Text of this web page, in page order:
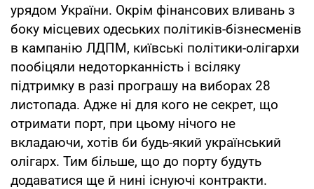
урядом України. Окрім фінансових вливань з
боку місцевих одеських політиків-бізнесменів
в кампанію ЛДПМ, київські політики-олігархи
пообіцяли недоторканність і всіляку
підтримку в разі програшу на виборах 28
листопада. Адже ні для кого не секрет, що
отримати порт, при цьому нічого не
вкладаючи, хотів би будь-який український
олігарх. Тим більше, що до порту будуть
додаватися ще й нині існуючі контракти.